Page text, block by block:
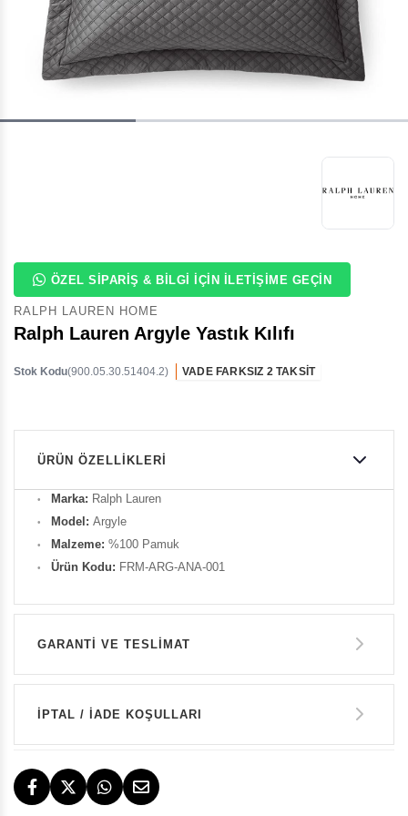
ÖZEL SIPARIŞ & BILGI İÇIN İLETIŞIME GEÇIN
RALPH LAUREN HOME
Ralph Lauren Argyle Yastık Kılıfı
(900.05.30.51404.2)
Stok Kodu VADE FARKSIZ 2 TAKSİT
ÜRÜN ÖZELLIKLERI
Marka: Ralph Lauren
Model: Argyle
Malzeme: %100 Pamuk
Ürün Kodu: FRM-ARG-ANA-001
GARANTİ VE TESLİMAT
GARANTİ
İPTAL / İADE KOŞULLARI